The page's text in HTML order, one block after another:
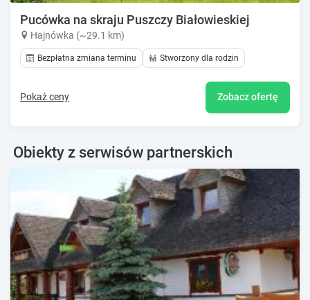
Pucówka na skraju Puszczy Białowieskiej
Hajnówka (~29.1 km)
Bezpłatna zmiana terminu Stworzony dla rodzin
Pokaż ceny Zobacz ofertę
Obiekty z serwisów partnerskich